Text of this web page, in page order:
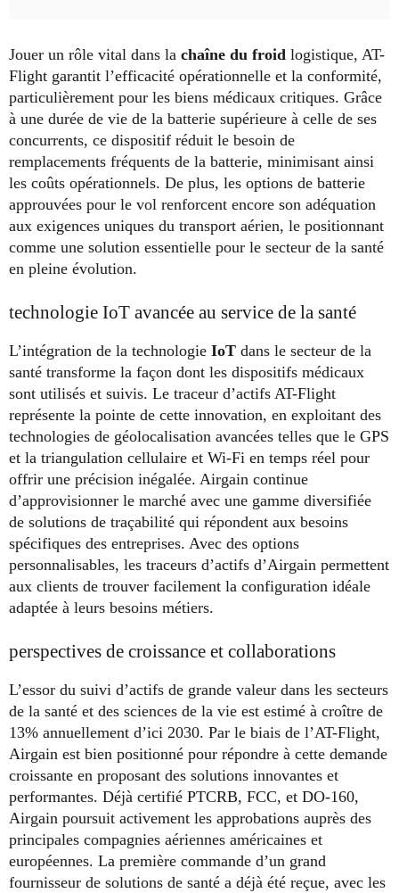
Jouer un rôle vital dans la chaîne du froid logistique, AT-
Flight garantit l’efficacité opérationnelle et la conformité,
particulièrement pour les biens médicaux critiques. Grâce
à une durée de vie de la batterie supérieure à celle de ses
concurrents, ce dispositif réduit le besoin de
remplacements fréquents de la batterie, minimisant ainsi
les coûts opérationnels. De plus, les options de batterie
approuvées pour le vol renforcent encore son adéquation
aux exigences uniques du transport aérien, le positionnant
comme une solution essentielle pour le secteur de la santé
en pleine évolution.
technologie IoT avancée au service de la santé
L’intégration de la technologie IoT dans le secteur de la
santé transforme la façon dont les dispositifs médicaux
sont utilisés et suivis. Le traceur d’actifs AT-Flight
représente la pointe de cette innovation, en exploitant des
technologies de géolocalisation avancées telles que le GPS
et la triangulation cellulaire et Wi-Fi en temps réel pour
offrir une précision inégalée. Airgain continue
d’approvisionner le marché avec une gamme diversifiée
de solutions de traçabilité qui répondent aux besoins
spécifiques des entreprises. Avec des options
personnalisables, les traceurs d’actifs d’Airgain permettent
aux clients de trouver facilement la configuration idéale
adaptée à leurs besoins métiers.
perspectives de croissance et collaborations
L’essor du suivi d’actifs de grande valeur dans les secteurs
de la santé et des sciences de la vie est estimé à croître de
13% annuellement d’ici 2030. Par le biais de l’AT-Flight,
Airgain est bien positionné pour répondre à cette demande
croissante en proposant des solutions innovantes et
performantes. Déjà certifié PTCRB, FCC, et DO-160,
Airgain poursuit activement les approbations auprès des
principales compagnies aériennes américaines et
européennes. La première commande d’un grand
fournisseur de solutions de santé a déjà été reçue, avec les